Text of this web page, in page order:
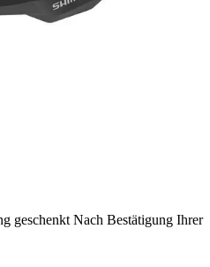
geschenkt Nach Bestätigung Ihrer